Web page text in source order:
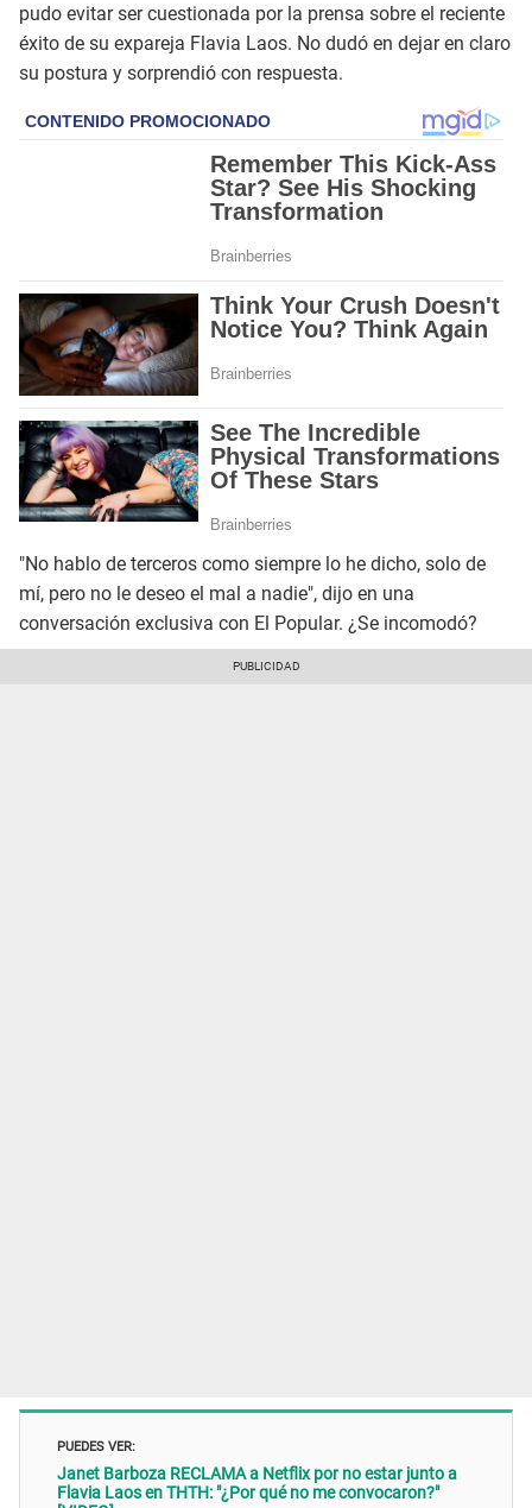
pudo evitar ser cuestionada por la prensa sobre el reciente
éxito de su expareja Flavia Laos. No dudó en dejar en claro
su postura y sorprendió con respuesta.
"No hablo de terceros como siempre lo he dicho, solo de
mí, pero no le deseo el mal a nadie", dijo en una
conversación exclusiva con El Popular. ¿Se incomodó?
PUEDES VER:
Janet Barboza RECLAMA a Netflix por no estar junto a
Flavia Laos en THTH: "¿Por qué no me convocaron?"